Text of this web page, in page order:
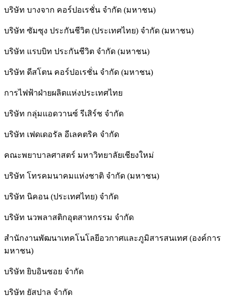
บริษัท บางจาก คอร์ปอเรชั่น จำกัด (มหาชน)
บริษัท ซัมซุง ประกันชีวิต (ประเทศไทย) จำกัด (มหาชน)
บริษัท แรบบิท ประกันชีวิต จำกัด (มหาชน)
บริษัท ดีสโตน คอร์ปอเรชั่น จำกัด (มหาชน)
การไฟฟ้าฝ่ายผลิตแห่งประเทศไทย
บริษัท กลุ่มแอดวานซ์ รีเสิร์ช จำกัด
บริษัท เฟดเดอรัล อีเลคตริค จำกัด
คณะพยาบาลศาสตร์ มหาวิทยาลัยเชียงใหม่
บริษัท โทรคมนาคมแห่งชาติ จำกัด (มหาชน)
บริษัท นิคอน (ประเทศไทย) จำกัด
บริษัท นวพลาสติกอุตสาหกรรม จำกัด
สำนักงานพัฒนาเทคโนโลยีอวกาศและภูมิสารสนเทศ (องค์การ
มหาชน)
บริษัท ยิบอินซอย จำกัด
บริษัท ยัสปาล จำกัด